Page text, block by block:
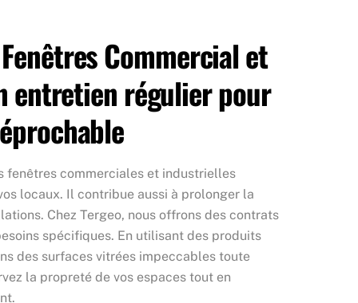
Commercial et
entretien régulier pour
fenêtres commerciales et industrielles
locaux. Il contribue aussi à prolonger la
Chez Tergeo, nous offrons des contrats
spécifiques. En utilisant des produits
des surfaces vitrées impeccables toute
la propreté de vos espaces tout en